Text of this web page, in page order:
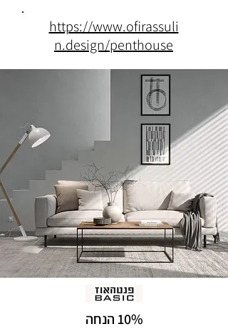
https://www.ofirassuli
n.design/penthouse
10% הנחה